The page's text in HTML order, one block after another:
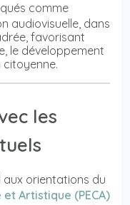
comme
audiovisuelle, dans
favorisant
le développement
citoyenne.
les
aux orientations du
Artistique (PECA)